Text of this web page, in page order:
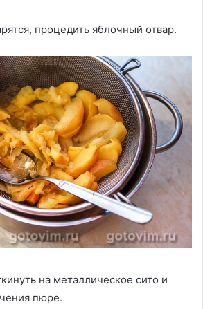
процедить яблочный отвар.
на металлическое сито и
пюре.